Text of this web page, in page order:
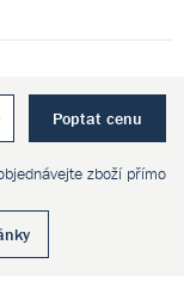
Poptat cenu
zboží přímo